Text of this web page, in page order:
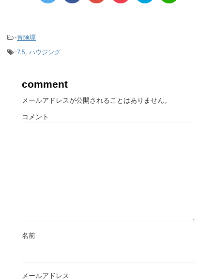
-冒険譚
-7.5, ハウジング
comment
メールアドレスが公開されることはありません。
コメント
名前
メールアドレス